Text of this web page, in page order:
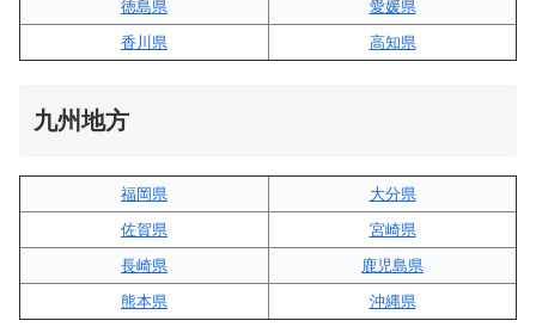
徳島県
愛媛県
香川県
高知県
九州地方
福岡県
大分県
佐賀県
宮崎県
長崎県
鹿児島県
熊本県
沖縄県